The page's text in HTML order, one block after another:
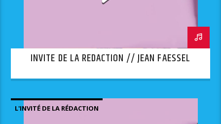
INVITE DE LA REDACTION // JEAN FAESSEL
L'INVITÉ DE LA RÉDACTION